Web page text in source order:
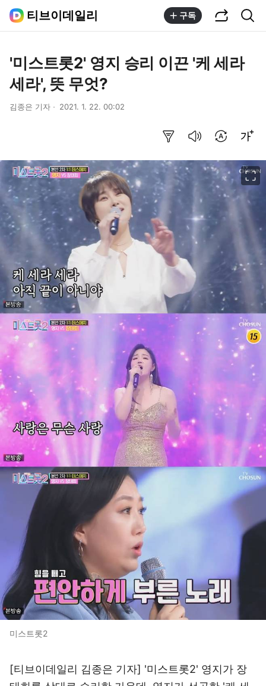
티브이데일리 구독
'미스트롯2' 영지 승리 이끈 '케 세라
세라', 뜻 무엇?
김종은 기자 2021. 1. 22. 00:02
미스트롯2
[티브이데일리 김종은 기자] '미스트롯2' 영지가 장